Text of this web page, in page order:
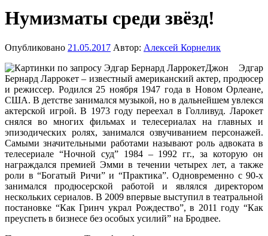
Нумизматы среди звёзд!
Опубликовано 21.05.2017 Автор: Алексей Корнелик
Джон Эдгар
Бернард Ларрокет – известный американский актер, продюсер
и режиссер. Родился 25 ноября 1947 года в Новом Орлеане,
США. В детстве занимался музыкой, но в дальнейшем увлекся
актерской игрой. В 1973 году переехал в Голливуд. Ларокет
снялся во многих фильмах и телесериалах на главных и
эпизодических ролях, занимался озвучиванием персонажей.
Самыми значительными работами называют роль адвоката в
телесериале “Ночной суд” 1984 – 1992 гг., за которую он
награждался премией Эмми в течении четырех лет, а также
роли в “Богатый Ричи” и “Практика”. Одновременно с 90-х
занимался продюсерской работой и являлся директором
нескольких сериалов. В 2009 впервые выступил в театральной
постановке “Как Гринч украл Рождество”, в 2011 году “Как
преуспеть в бизнесе без особых усилий” на Бродвее.